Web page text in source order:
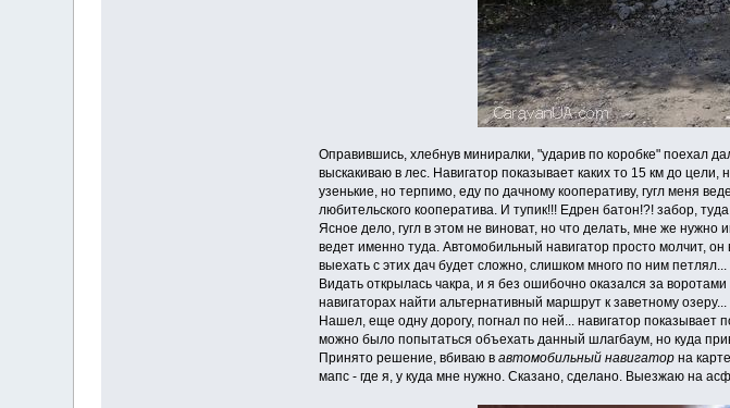
Оправившись, хлебнув миниралки, "ударив по коробке" поехал
выскакиваю в лес. Навигатор показывает каких то 15 км до
узенькие, но терпимо, еду по дачному кооперативу, гугл меня
любительского кооператива. И тупик!!! Едрен батон!?! забор,
Ясное дело, гугл в этом не виноват, но что делать, мне же нужно
ведет именно туда. Автомобильный навигатор просто молчит,
выехать с этих дач будет сложно, слишком много по ним петлял...
Видать открылась чакра, и я без ошибочно оказался за воротами
навигаторах найти альтернативный маршрут к заветному озеру...
Нашел, еще одну дорогу, погнал по ней... навигатор показывает
можно было попытаться объехать данный шлагбаум, но куда
Принято решение, вбиваю в автомобильный навигаторна
мапс - где я, у куда мне нужно. Сказано, сделано. Выезжаю на